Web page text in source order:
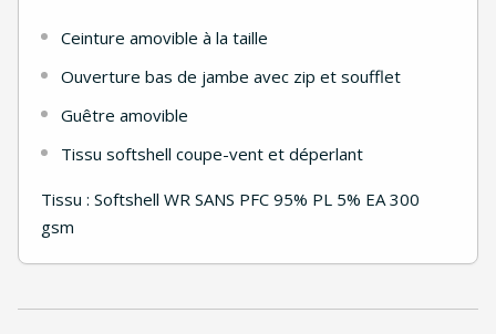
Ceinture amovible à la taille
Ouverture bas de jambe avec zip et soufflet
Guêtre amovible
Tissu softshell coupe-vent et déperlant
Tissu : Softshell WR SANS PFC 95% PL 5% EA 300
gsm